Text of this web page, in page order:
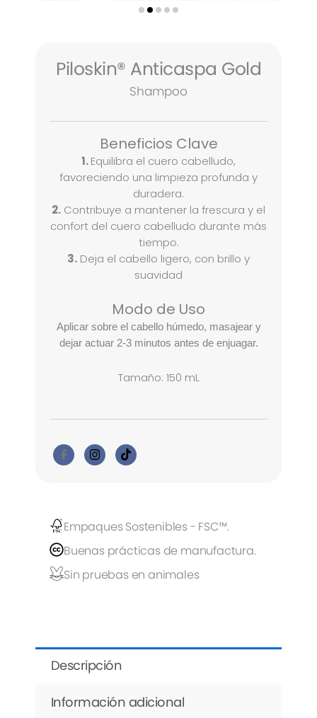
Piloskin® Anticaspa Gold
Shampoo
Beneficios Clave
1.Equilibra el cuero cabelludo,
favoreciendo una limpieza profunda y
duradera.
2. Contribuye a mantener la frescura y el
confort del cuero cabelludo durante más
tiempo.
3. Deja el cabello ligero, con brillo y
suavidad
Modo de Uso
Aplicar sobre el cabello húmedo, masajear y
dejar actuar 2-3 minutos antes de enjuagar.
Tamaño: 150 mL
Empaques Sostenibles - FSC™.
Buenas prácticas de manufactura.
Sin pruebas en animales
Descripción
Información adicional